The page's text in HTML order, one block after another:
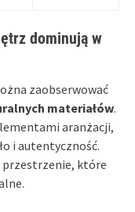
dominują w
zaobserwować
materiałów.
aranżacji,
i autentyczność.
które